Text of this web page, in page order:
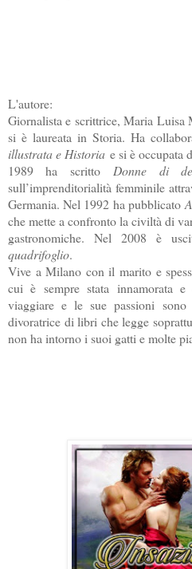
L'autore:
Giornalista e scrittrice, Maria Luisa
si è laureata in Storia. Ha
illustrata e Historia e si è occupata
1989 ha scrittoDonne di
sull’imprenditorialità femminile
Germania. Nel 1992 ha pubblicato
che mette a confronto la civiltà di
gastronomiche. Nel 2008 è
quadrifoglio.
Vive a Milano con il marito e
cui è sempre stata innamorata
viaggiare e le sue passioni
divoratrice di libri che legge
non ha intorno i suoi gatti e molte